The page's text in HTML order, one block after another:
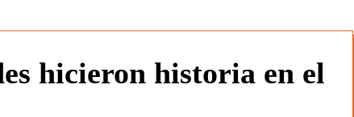
hicieron historia en el